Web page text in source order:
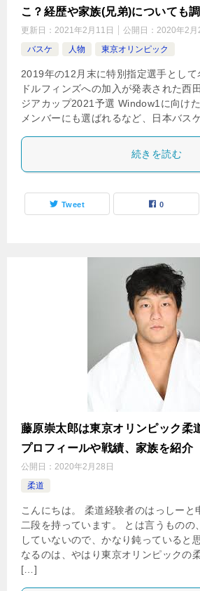
こ？経歴や家族(兄弟)についても
更新日： 2021年2月11日 公開日： 2020年2月
バスケ
人物 東京オリンピック
2019年の12月末に特別指定選手として
ドルフィンズへの加入が発表された西
ジアカップ2021予選 Window1に向け
メンバーにも選ばれるなど、日本バス
続きを読む
Tweet 0
藤原崇太郎は東京オリンピック柔
プロフィールや戦績、家族を紹介
公開日： 2020年2月28日
柔道
こんにちは。 柔道経験者のはっしーと
二段を持っています。 とは言うものの
していないので、かなり鈍っていると
なるのは、やはり東京オリンピックの
[…]